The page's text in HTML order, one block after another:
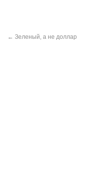
← Зеленый, а не доллар